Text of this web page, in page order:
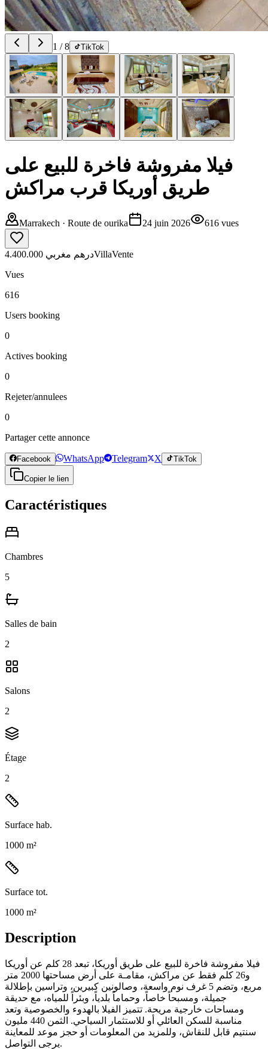
1 /8 TikTok
فيلا مفروشة فاخرة للبيع على
طريق أوريكا قرب مراكش
Marrakech · Route de ourika 24 juin 2026 616 vues
4.400.000 درهم مغربيVillaVente
Vues
616
Users booking
0
Actives booking
0
Rejeter/annulees
0
Partager cette annonce
Facebook WhatsApp Telegram X TikTok
Copier le lien
Caractéristiques
Chambres
5
Salles de bain
2
Salons
2
Étage
2
Surface hab.
1000 m²
Surface tot.
1000 m²
Description
فيلا مفروشة فاخرة للبيع على طريق أوريكا، تبعد 28 كلم عن أوريكا
و26 كلم فقط عن مراكش، مقامـة على أرض مساحتها 2000 متر
مربع، وتضم 5 غرف نوم واسعة، وصالونين كبيرين، وتراسين بإطلالة
جميلة، ومسبحاً خاصاً، وحماماً بلدياً، وبئراً للمياه، مع حديقة
ومساحات خارجية مريحة. تتميز الفيلا بالهدوء والخصوصية وتعد
مناسبة للسكن العائلي أو للاستثمار السياحي. الثمن 440 مليون
سنتيم قابل للنقاش، وللمزيد من المعلومات أو حجز موعد للمعاينة
يرجى التواصل.